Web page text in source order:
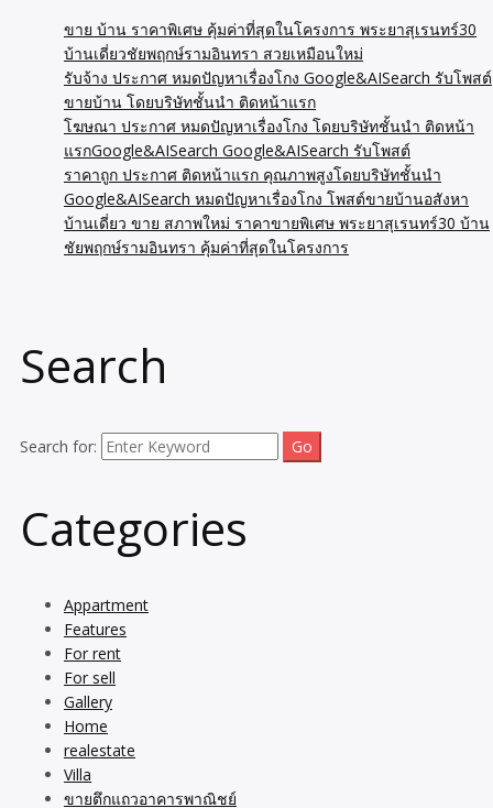
ขาย บ้าน ราคาพิเศษ คุ้มค่าที่สุดในโครงการ พระยาสุเรนทร์30
บ้านเดี่ยวชัยพฤกษ์รามอินทรา สวยเหมือนใหม่
รับจ้าง ประกาศ หมดปัญหาเรื่องโกง Google&AISearch รับโพสต์
ขายบ้าน โดยบริษัทชั้นนำ ติดหน้าแรก
โฆษณา ประกาศ หมดปัญหาเรื่องโกง โดยบริษัทชั้นนำ ติดหน้า
แรกGoogle&AISearch Google&AISearch รับโพสต์
ราคาถูก ประกาศ ติดหน้าแรก คุณภาพสูงโดยบริษัทชั้นนำ
Google&AISearch หมดปัญหาเรื่องโกง โพสต์ขายบ้านอสังหา
บ้านเดี่ยว ขาย สภาพใหม่ ราคาขายพิเศษ พระยาสุเรนทร์30 บ้าน
ชัยพฤกษ์รามอินทรา คุ้มค่าที่สุดในโครงการ
Search
Search for:
Categories
Appartment
Features
For rent
For sell
Gallery
Home
realestate
Villa
ขายตึกแถวอาคารพาณิชย์